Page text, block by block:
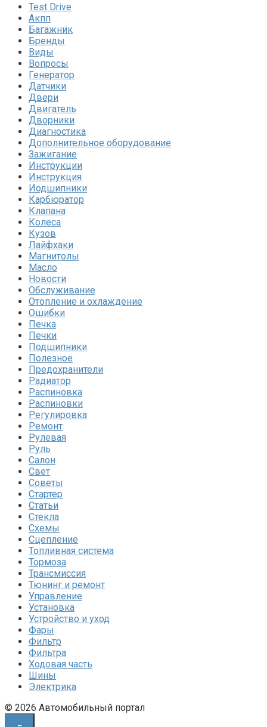
Test Drive
Акпп
Багажник
Бренды
Виды
Вопросы
Генератор
Датчики
Двери
Двигатель
Дворники
Диагностика
Дополнительное оборудование
Зажигание
Инструкции
Инструкция
Иодшипники
Карбюратор
Клапана
Колеса
Кузов
Лайфхаки
Магнитолы
Масло
Новости
Обслуживание
Отопление и охлаждение
Ошибки
Печка
Печки
Подшипники
Полезное
Предохранители
Радиатор
Распиновка
Распиновки
Регулировка
Ремонт
Рулевая
Руль
Салон
Свет
Советы
Стартер
Статьи
Стекла
Схемы
Сцепление
Топливная система
Тормоза
Трансмиссия
Тюнинг и ремонт
Управление
Установка
Устройство и уход
Фары
Фильтр
Фильтра
Ходовая часть
Шины
Электрика
© 2026 Автомобильный портал